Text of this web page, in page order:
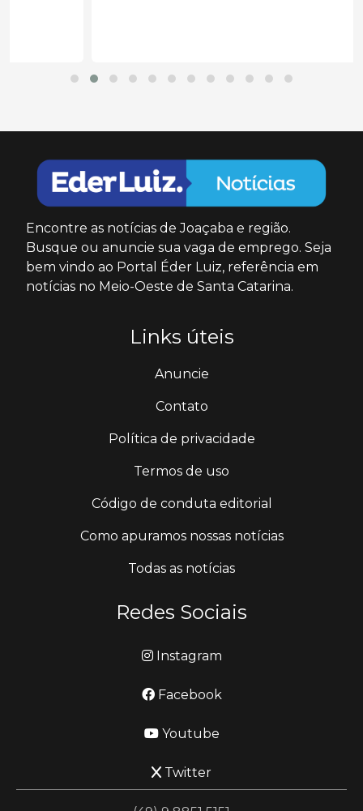
Encontre as notícias de Joaçaba e região.
Busque ou anuncie sua vaga de emprego. Seja
bem vindo ao Portal Éder Luiz, referência em
notícias no Meio-Oeste de Santa Catarina.
Links úteis
Anuncie
Contato
Política de privacidade
Termos de uso
Código de conduta editorial
Como apuramos nossas notícias
Todas as notícias
Redes Sociais
Instagram
Facebook
Youtube
Twitter